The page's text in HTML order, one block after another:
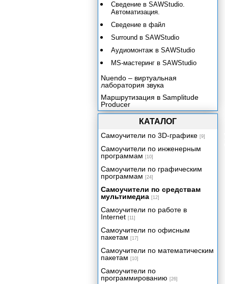
Сведение в SAWStudio.
Автоматизация.
Сведение в файл
Surround в SAWStudio
Аудиомонтаж в SAWStudio
MS-мастеринг в SAWStudio
Nuendo – виртуальная
лаборатория звука
Маршрутизация в Samplitude
Producer
КАТАЛОГ
Самоучители по 3D-графике [9]
Самоучители по инженерным
программам [10]
Самоучители по графическим
программам [24]
Самоучители по средствам
мультимедиа [12]
Самоучители по работе в
Internet [11]
Самоучители по офисным
пакетам [17]
Самоучители по математическим
пакетам [10]
Самоучители по
программированию [26]